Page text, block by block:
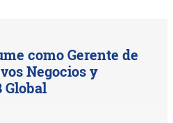
como Gerente de
Negocios y
Global